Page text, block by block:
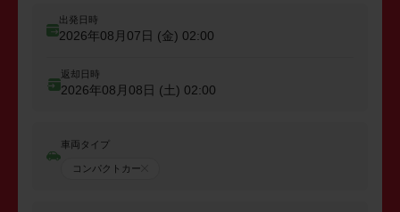
出発日時
2026年08月07日 (金) 02:00
返却日時
2026年08月08日 (土) 02:00
車両タイプ
コンパクトカー